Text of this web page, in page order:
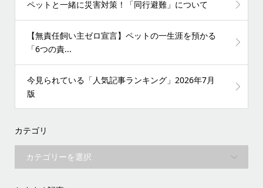
ペットと一緒に災害対策！「同行避難」について
【無責任飼い主ゼロ宣言】ペットの一生涯を預かる
「6つの責...
今見られている「人気記事ランキング」2026年7月
版
カテゴリ